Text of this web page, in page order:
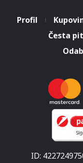
Profil
Česta
ID: